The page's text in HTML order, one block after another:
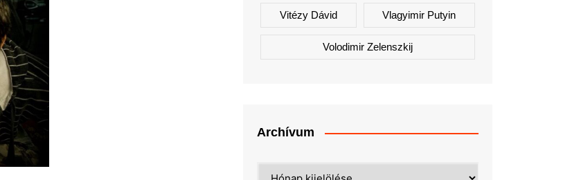
Vitézy Dávid Vlagyimir Putyin
Volodimir Zelenszkij
Archívum